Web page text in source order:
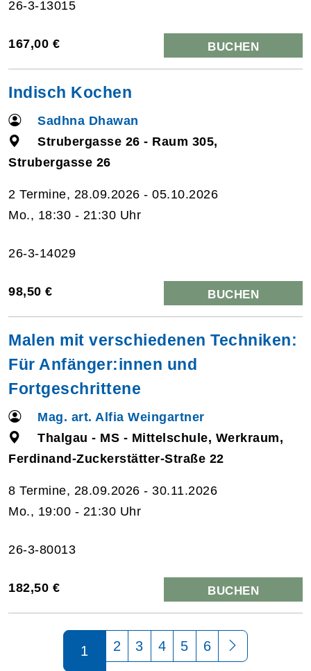
26-3-13015
167,00 € BUCHEN
Indisch Kochen
Sadhna Dhawan
Strubergasse 26 - Raum 305,
Strubergasse 26
2 Termine, 28.09.2026 - 05.10.2026
Mo., 18:30 - 21:30 Uhr
26-3-14029
98,50 € BUCHEN
Malen mit verschiedenen Techniken:
Für Anfänger:innen und
Fortgeschrittene
Mag. art. Alfia Weingartner
Thalgau - MS - Mittelschule, Werkraum,
Ferdinand-Zuckerstätter-Straße 22
8 Termine, 28.09.2026 - 30.11.2026
Mo., 19:00 - 21:30 Uhr
26-3-80013
182,50 € BUCHEN
Seite 1 von 6
1 2 3 4 5 6